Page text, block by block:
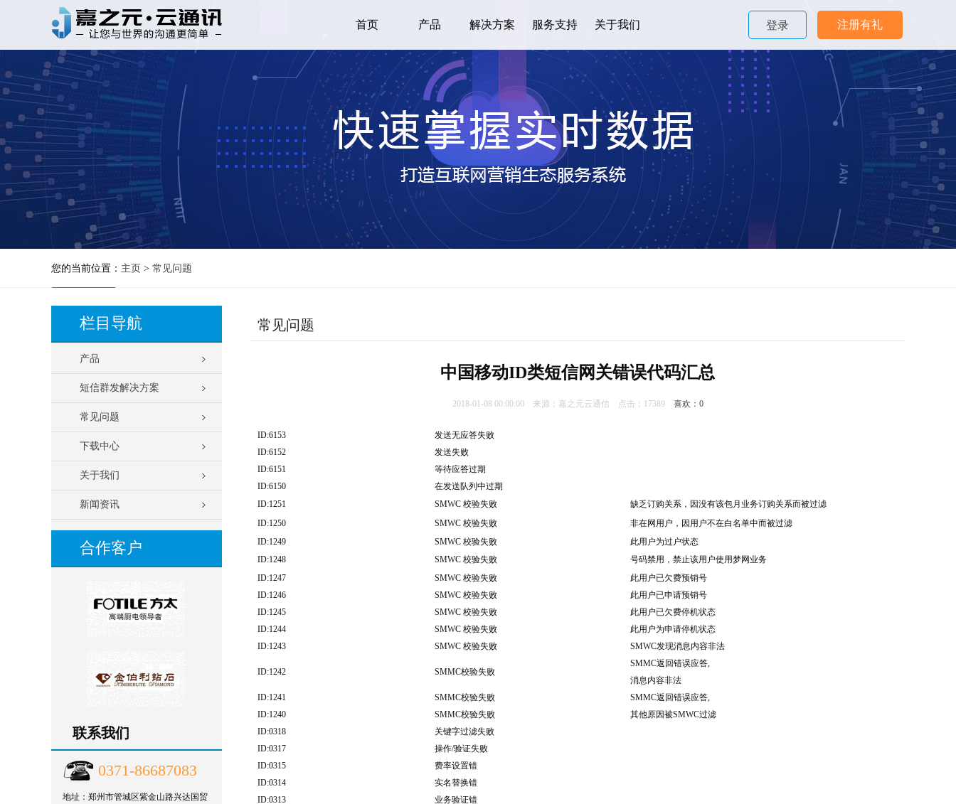
首页 产品 解决方案 服务支持 关于我们 登录 注册有礼
您的当前位置： 主页 > 常见问题
栏目导航
产品
短信群发解决方案
常见问题
下载中心
关于我们
新闻资讯
合作客户
联系我们
0371-86687083
地址：郑州市管城区紫金山路兴达国贸
常见问题
中国移动ID类短信网关错误代码汇总
2018-01-08 00:00:00 来源：嘉之元云通信 点击：17389 喜欢： 0
ID:6153
发送无应答失败
ID:6152
发送失败
ID:6151
等待应答过期
ID:6150
在发送队列中过期
ID:1251
SMWC 校验失败
缺乏订购关系，因没有该包月业务订购关系而被过滤
ID:1250
SMWC 校验失败
非在网用户，因用户不在白名单中而被过滤
ID:1249
SMWC 校验失败
此用户为过户状态
ID:1248
SMWC 校验失败
号码禁用，禁止该用户使用梦网业务
ID:1247
SMWC 校验失败
此用户已欠费预销号
ID:1246
SMWC 校验失败
此用户已申请预销号
ID:1245
SMWC 校验失败
此用户已欠费停机状态
ID:1244
SMWC 校验失败
此用户为申请停机状态
ID:1243
SMWC 校验失败 SMWC发现消息内容非法
ID:1242 SMMC校验失败
SMMC返回错误应答,
消息内容非法
ID:1241
SMMC校验失败
SMMC返回错误应答,
ID:1240
SMMC校验失败
其他原因被SMWC过滤
ID:0318
关键字过滤失败
ID:0317
操作/验证失败
ID:0315
费率设置错
ID:0314
实名替换错
ID:0313
业务验证错